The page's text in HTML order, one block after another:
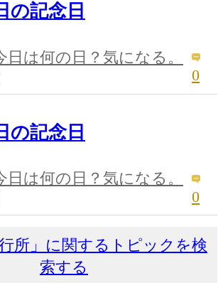
の記念日
日は何の日？気になる。
0
の記念日
日は何の日？気になる。
0
行所」に関するトピックを検
索する